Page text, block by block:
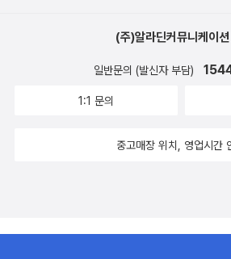
(주)알라딘커뮤니케이션
일반문의 (발신자 부담)
1:1 문의
중고매장 위치, 영업시간